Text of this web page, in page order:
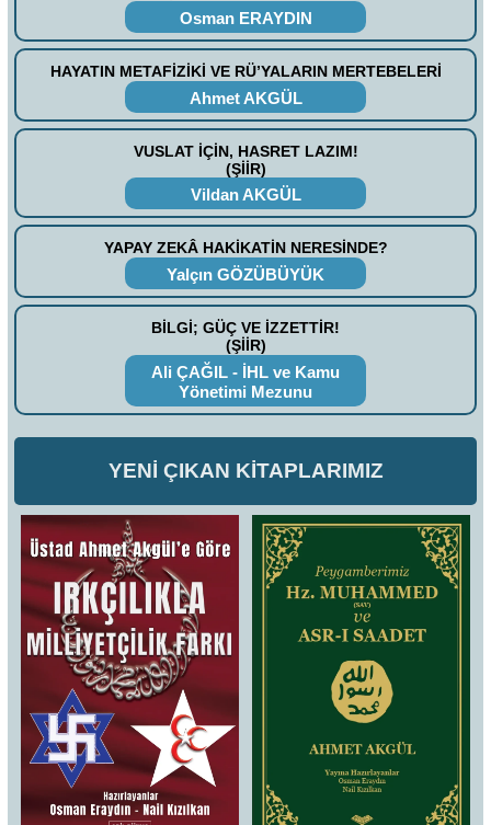
Osman ERAYDIN
HAYATIN METAFİZİKİ VE RÜ’YALARIN MERTEBELERİ
Ahmet AKGÜL
VUSLAT İÇİN, HASRET LAZIM!
(ŞİİR)
Vildan AKGÜL
YAPAY ZEKÂ HAKİKATİN NERESİNDE?
Yalçın GÖZÜBÜYÜK
BİLGİ; GÜÇ VE İZZETTİR!
(ŞİİR)
Ali ÇAĞIL - İHL ve Kamu
Yönetimi Mezunu
YENİ ÇIKAN KİTAPLARIMIZ